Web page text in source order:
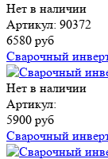
Нет в наличии
Артикул: 90372
6580 руб
Сварочный
Нет в наличии
Артикул:
5900 руб
Сварочный